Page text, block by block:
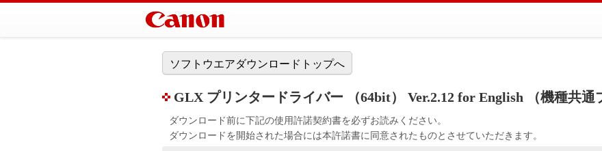
ソフトウエアダウンロードトップへ
GLX プリンタードライバー （64bit） Ver.2.12 for English （機種共通
ダウンロード前に下記の使用許諾契約書を必ずお読みください。
ダウンロードを開始された場合には本許諾書に同意されたものとさせていただきます。